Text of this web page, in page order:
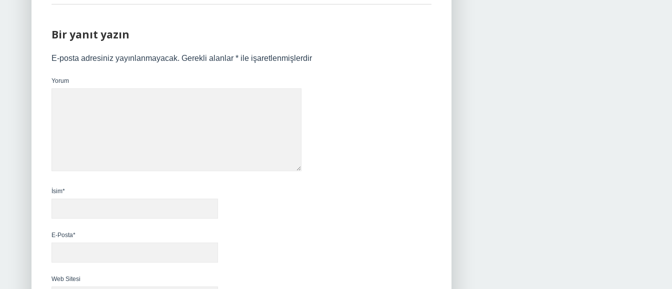
Bir yanıt yazın
E-posta adresiniz yayınlanmayacak. Gerekli alanlar * ile işaretlenmişlerdir
Yorum
İsim*
E-Posta*
Web Sitesi